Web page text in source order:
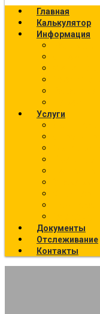
Главная
Калькулятор
Информация
Услуги
Документы
Отслеживание
Контакты